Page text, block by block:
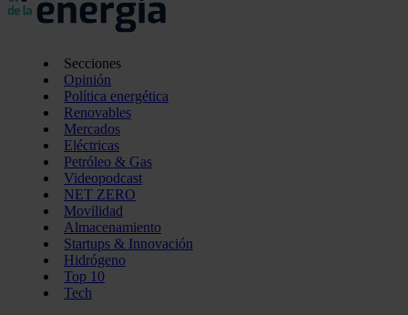
Secciones
Opinión
Política energética
Renovables
Mercados
Eléctricas
Petróleo & Gas
Videopodcast
NET ZERO
Movilidad
Almacenamiento
Startups & Innovación
Hidrógeno
Top 10
Tech